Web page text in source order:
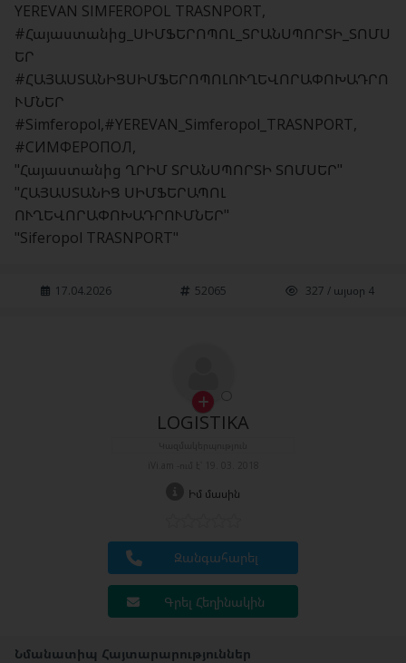
YEREVAN SIMFEROPOL TRASNPORT,
#Հայաստանից_ՍԻՄՖԵՐՈՊՈԼ_ՏՐԱՆՍՊՈՐՏԻ_ՏՈՄՍ
ԵՐ
#ՀԱՅԱՍՏԱՆԻՑՍԻՄՖԵՐՈՊՈԼՈՒՂԵՎՈՐԱՓՈԽԱԴՐՈ
ՒՄՆԵՐ
#Simferopol,#YEREVAN_Simferopol_TRASNPORT,
#СИМФЕРОПОЛ,
"Հայաստանից ՂՐԻՄ ՏՐԱՆՍՊՈՐՏԻ ՏՈՄՍԵՐ"
"ՀԱՅԱՍՏԱՆԻՑ ՍԻՄՖԵՐԱՊՈԼ
ՈՒՂԵՎՈՐԱՓՈԽԱԴՐՈՒՄՆԵՐ"
"Siferopol TRASNPORT"
17.04.2026 52065 327 / այսօր 4
LOGISTIKA
Իմ մասին
Զանգահարել
Գրել Հեղինակին
Նմանատիպ Հայտարարություններ